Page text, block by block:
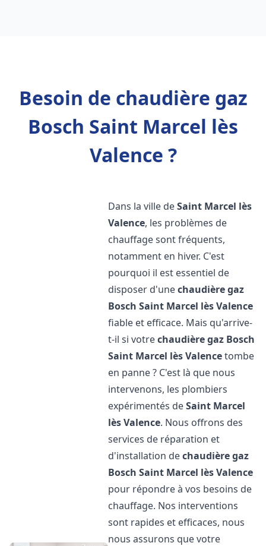
Besoin de chaudière gaz
Bosch Saint Marcel lès
Valence ?
Dans la ville deSaint Marcel lès
Valence, les problèmes de
chauffage sont fréquents,
notamment en hiver. C'est
pourquoi il est essentiel de
disposer d'unechaudière gaz
Bosch Saint Marcel lès Valence
fiable et efficace. Mais qu'arrive-
t-il si votrechaudière gaz Bosch
Saint Marcel lès Valencetombe
en panne ? C'est là que nous
intervenons, les plombiers
expérimentés deSaint Marcel
lès Valence. Nous offrons des
services de réparation et
d'installation dechaudière gaz
Bosch Saint Marcel lès Valence
pour répondre à vos besoins de
chauffage. Nos interventions
sont rapides et efficaces, nous
nous assurons que votre